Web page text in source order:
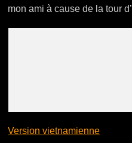
mon ami à cause de la tour
Version vietnamienne